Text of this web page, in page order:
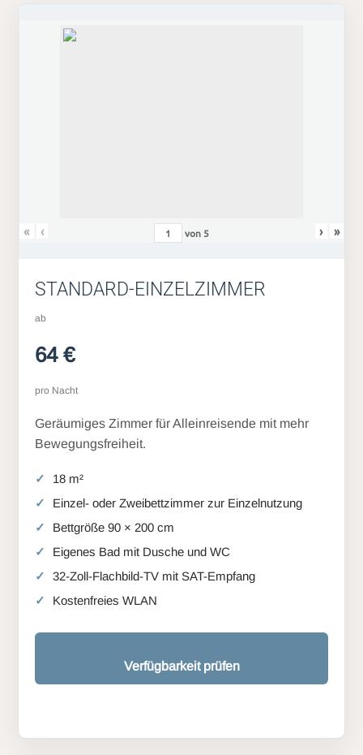
« ‹ von 5 › »
STANDARD-EINZELZIMMER
ab
64 €
pro Nacht
Geräumiges Zimmer für Alleinreisende mit mehr
Bewegungsfreiheit.
18 m²
Einzel- oder Zweibettzimmer zur Einzelnutzung
Bettgröße 90 × 200 cm
Eigenes Bad mit Dusche und WC
32-Zoll-Flachbild-TV mit SAT-Empfang
Kostenfreies WLAN
Verfügbarkeit prüfen